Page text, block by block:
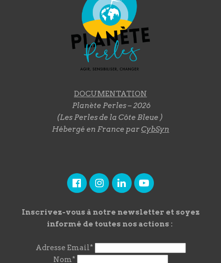
DOCUMENTATION
Planète Perles – 2026
(Les Perles de la Côte Bleue )
Hébergé en France parCybSyn
Inscrivez-vous à notre newsletter et soyez
informé de toutes nos actions :
Adresse Email*
Nom*